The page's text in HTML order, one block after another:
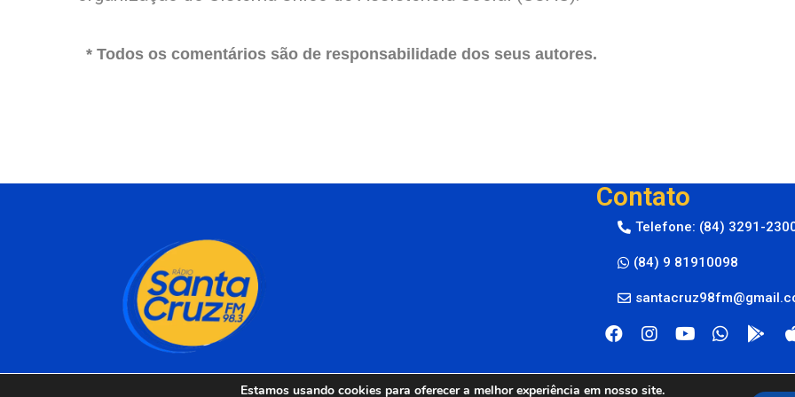
* Todos os comentários são de responsabilidade dos seus autores.
Contato
Telefone: (84) 3291-
(84) 9 81910098
Estamos usando cookies para oferecer a melhor experiência em nosso site.